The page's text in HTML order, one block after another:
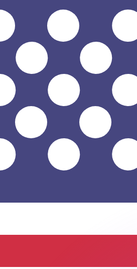
سعر السوق المتوسط في 18:39 UTC
تحدث إلى خبير عملات اليوم.